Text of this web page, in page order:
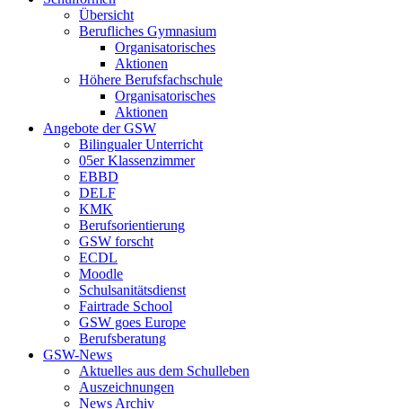
Übersicht
Berufliches Gymnasium
Organisatorisches
Aktionen
Höhere Berufsfachschule
Organisatorisches
Aktionen
Angebote der GSW
Bilingualer Unterricht
05er Klassenzimmer
EBBD
DELF
KMK
Berufsorientierung
GSW forscht
ECDL
Moodle
Schulsanitätsdienst
Fairtrade School
GSW goes Europe
Berufsberatung
GSW-News
Aktuelles aus dem Schulleben
Auszeichnungen
News Archiv